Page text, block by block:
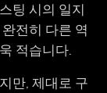
팅 시의 일지
전히 다른 역
적습니다.
만, 제대로 구